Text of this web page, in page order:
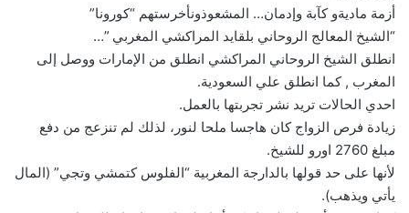
أزمة ماديةو كآبة وإدمان… المشعوذونأخرستهم “كورونا”
“الشيخ المعالج الروحاني بلقايد المراكشي المغربي ”…
انطلق الشيخ الروحاني المراكشي انطلق من الإمارات ووصل إلى
المغرب , كما انطلق علي السعودية.
احدي الحالات تريد نشر تجربتها بالعمل.
زيادة فرص الزواج كان هاجسا ملحا لنور، لذلك لم تنزعج من دفع
مبلغ 2760 اورو للشيخ.
لأنها على حد قولها بالدارجة المغربية “الفلوس كتمشي وتجي” (المال
يأتي ويذهب).